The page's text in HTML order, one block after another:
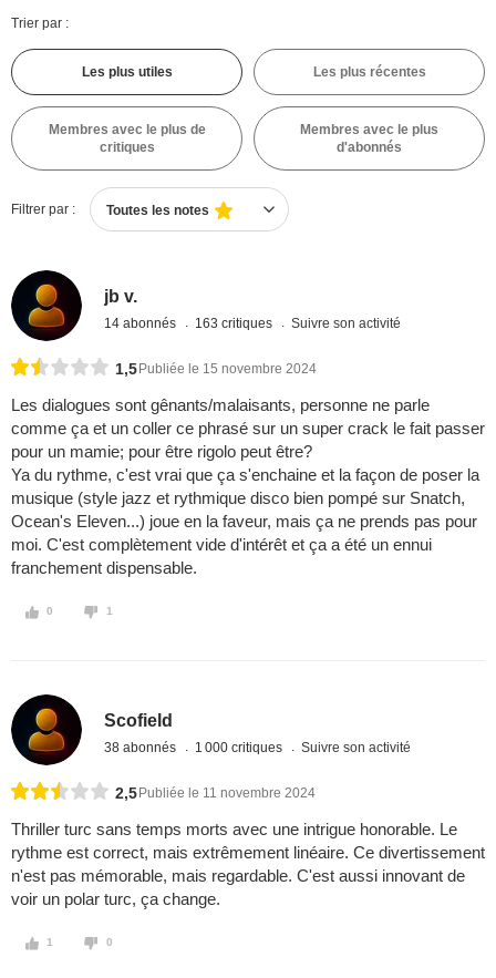
Trier par :
Les plus utiles Les plus récentes
Membres avec le plus de
critiques
Membres avec le plus
d'abonnés
Filtrer par : Toutes les notes
jb v.
14 abonnés 163 critiques Suivre son activité
1,5 Publiée le 15 novembre 2024
Les dialogues sont gênants/malaisants, personne ne parle
comme ça et un coller ce phrasé sur un super crack le fait passer
pour un mamie; pour être rigolo peut être?
Ya du rythme, c'est vrai que ça s'enchaine et la façon de poser la
musique (style jazz et rythmique disco bien pompé sur Snatch,
Ocean's Eleven...) joue en la faveur, mais ça ne prends pas pour
moi. C'est complètement vide d'intérêt et ça a été un ennui
franchement dispensable.
0 1
Scofield
38 abonnés 1 000 critiques Suivre son activité
2,5 Publiée le 11 novembre 2024
Thriller turc sans temps morts avec une intrigue honorable. Le
rythme est correct, mais extrêmement linéaire. Ce divertissement
n'est pas mémorable, mais regardable. C'est aussi innovant de
voir un polar turc, ça change.
1 0